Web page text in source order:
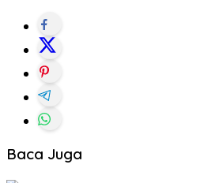
Baca Juga